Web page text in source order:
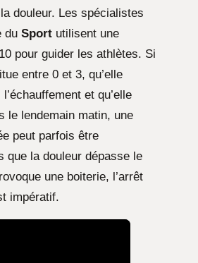
douleur. Les spécialistes
du Sport utilisent une
pour guider les athlètes. Si
entre 0 et 3, qu’elle
et qu’elle
le lendemain matin, une
peut parfois être
que la douleur dépasse le
une boiterie, l’arrêt
impératif.